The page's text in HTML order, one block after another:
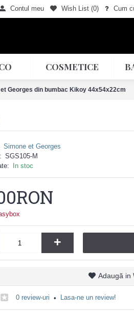
Contul meu Wish List (0) Cum
COSMETICE
Georges din bumbac Kikoy 44x54x22cm
Simone et Georges
SGS105-M
In stoc
+
Adaugă in
0 review-uri • Lasa-ne un review!